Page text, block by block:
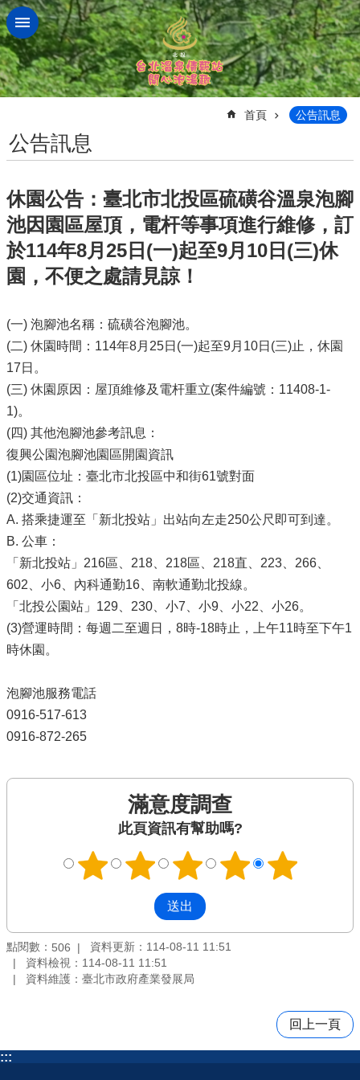
跳到主要內容區塊
首頁 公告訊息
公告訊息
休園公告：臺北市北投區硫磺谷溫泉泡腳
池因園區屋頂，電杆等事項進行維修，訂
於114年8月25日(一)起至9月10日(三)休
園，不便之處請見諒！
(一) 泡腳池名稱：硫磺谷泡腳池。
(二) 休園時間：114年8月25日(一)起至9月10日(三)止，休園
17日。
(三) 休園原因：屋頂維修及電杆重立(案件編號：11408-1-
1)。
(四) 其他泡腳池參考訊息：
復興公園泡腳池園區開園資訊
(1)園區位址：臺北市北投區中和街61號對面
(2)交通資訊：
A. 搭乘捷運至「新北投站」出站向左走250公尺即可到達。
B. 公車：
「新北投站」216區、218、218區、218直、223、266、
602、小6、內科通勤16、南軟通勤北投線。
「北投公園站」129、230、小7、小9、小22、小26。
(3)營運時間：每週二至週日，8時-18時止，上午11時至下午1
時休園。
泡腳池服務電話
0916-517-613
0916-872-265
滿意度調查
此頁資訊有幫助嗎?
點閱數： 506
資料更新：114-08-11 11:51
資料檢視：114-08-11 11:51
資料維護：臺北市政府產業發展局
回上一頁
:::